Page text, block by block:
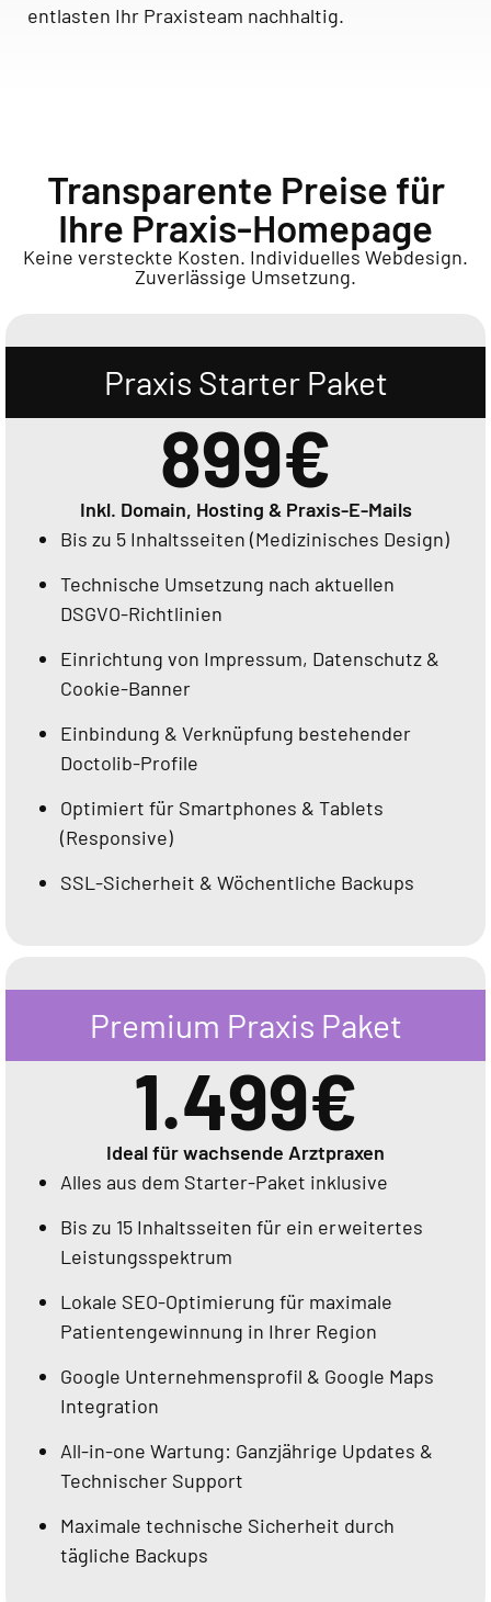
entlasten Ihr Praxisteam nachhaltig.
Transparente Preise für
Ihre Praxis-Homepage
Keine versteckte Kosten. Individuelles Webdesign.
Zuverlässige Umsetzung.
Praxis Starter Paket
899€
Inkl. Domain, Hosting & Praxis-E-Mails
Bis zu 5 Inhaltsseiten (Medizinisches Design)
Technische Umsetzung nach aktuellen
DSGVO-Richtlinien
Einrichtung von Impressum, Datenschutz &
Cookie-Banner
Einbindung & Verknüpfung bestehender
Doctolib-Profile
Optimiert für Smartphones & Tablets
(Responsive)
SSL-Sicherheit & Wöchentliche Backups
Premium Praxis Paket
1.499€
Ideal für wachsende Arztpraxen
Alles aus dem Starter-Paket inklusive
Bis zu 15 Inhaltsseiten für ein erweitertes
Leistungsspektrum
Lokale SEO-Optimierung für maximale
Patientengewinnung in Ihrer Region
Google Unternehmensprofil & Google Maps
Integration
All-in-one Wartung: Ganzjährige Updates &
Technischer Support
Maximale technische Sicherheit durch
tägliche Backups